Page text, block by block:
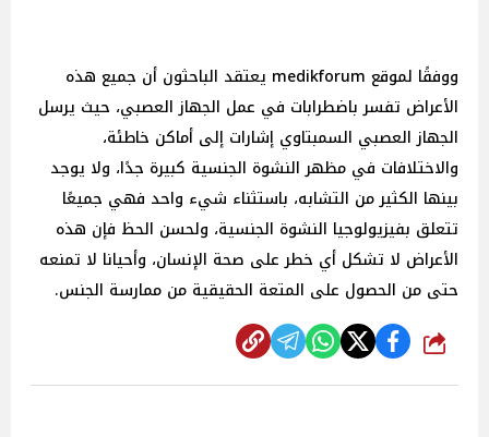
ووفقًا لموقع medikforum يعتقد الباحثون أن جميع هذه
الأعراض تفسر باضطرابات في عمل الجهاز العصبي، حيث يرسل
الجهاز العصبي السمبتاوي إشارات إلى أماكن خاطئة،
والاختلافات في مظهر النشوة الجنسية كبيرة جدًا، ولا يوجد
بينها الكثير من التشابه، باستثناء شيء واحد فهي جميعًا
تتعلق بفيزيولوجيا النشوة الجنسية، ولحسن الحظ فإن هذه
الأعراض لا تشكل أي خطر على صحة الإنسان، وأحيانا لا تمنعه
حتى من الحصول على المتعة الحقيقية من ممارسة الجنس.
شارك